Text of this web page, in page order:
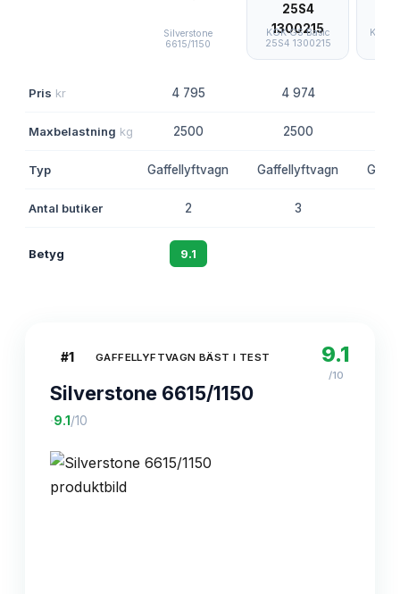
Silverstone
6615/1150
KGK GS Basic
25S4 1300215
KGK
Pris kr 4 795 4 974
Maxbelastning kg 2500 2500
Typ Gaffellyftvagn Gaffellyftvagn
Antal butiker 2 3
Betyg 9.1
#1 GAFFELLYFTVAGN BÄST I TEST
Silverstone 6615/1150
·9.1 /10
9.1
/10